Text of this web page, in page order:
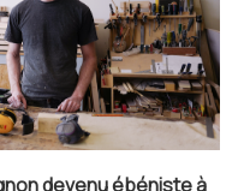
devenu ébéniste à